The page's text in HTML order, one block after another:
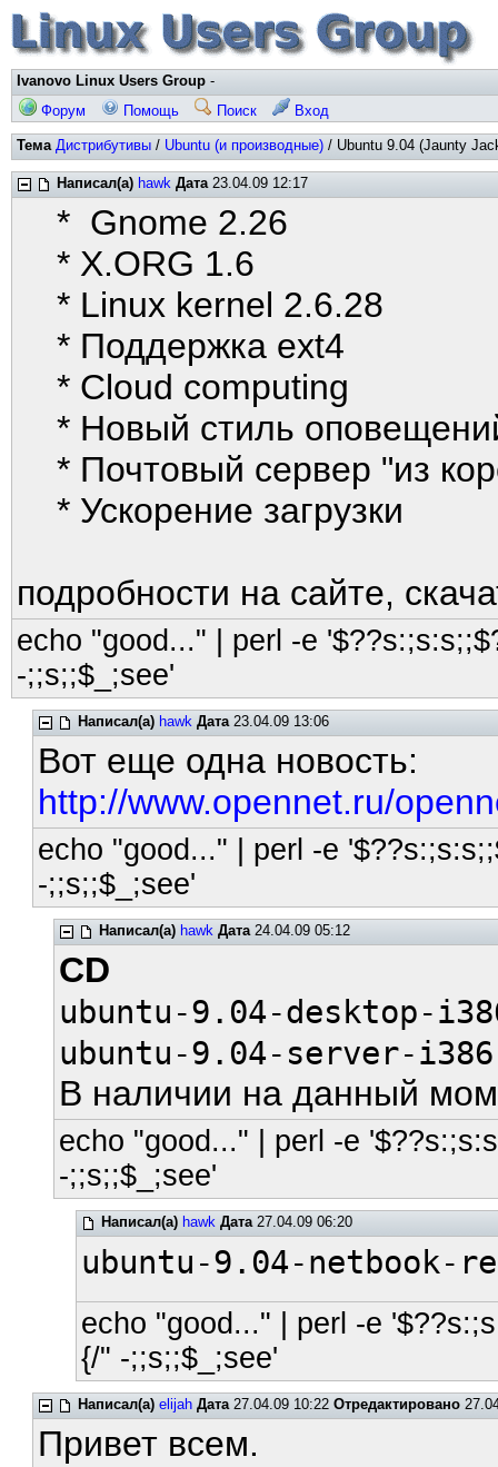
Ivanovo Linux Users Group -
Форум
Помощь Поиск Вход
Тема Дистрибутивы / Ubuntu (и производные) / Ubuntu 9.04 (Jaunty
Написал(а) hawk Дата23.04.09 12:17
* Gnome 2.26
* X.ORG 1.6
* Linux kernel 2.6.28
* Поддержка ext4
* Cloud computing
* Новый стиль
* Почтовый сервер "из
* Ускорение загрузки
подробности на сайте,
echo "good..." | perl -e
-;;s;;$_;see'
Написал(а) hawk Дата23.04.09 13:06
Вот еще одна новость:
http://www.opennet.ru/
echo "good..." | perl -e
-;;s;;$_;see'
Написал(а) hawk Дата24.04.09 05:12
CD
ubuntu-9.04-desktop-
ubuntu-9.04-server-
В наличии на данный
echo "good..." | perl -e
-;;s;;$_;see'
Написал(а) hawk Дата27.04.09 06:20
ubuntu-9.04-netbook-
echo "good..." | perl -e
{/" -;;s;;$_;see'
Написал(а) elijah Дата27.04.09 10:22Отредактировано
Привет всем.